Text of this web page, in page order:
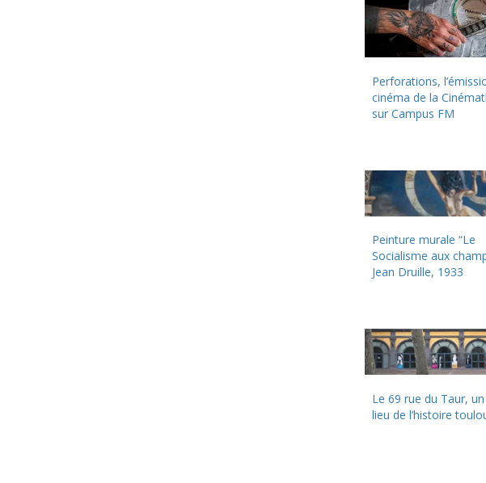
Perforations,
cinéma de la
sur Campus FM
Peinture murale “Le
Socialisme aux
Jean Druille, 1933
Le 69 rue du Taur,
lieu de l’histoire